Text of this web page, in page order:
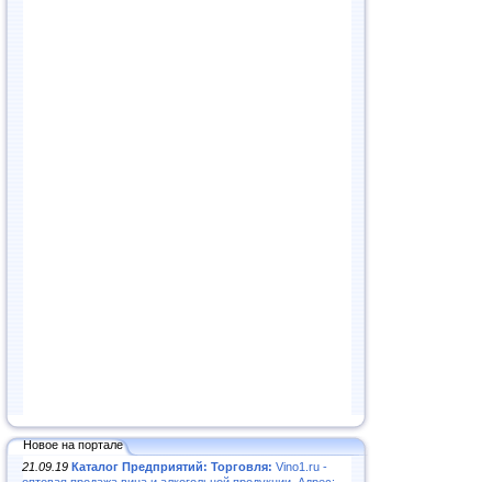
Новое на портале
21.09.19 Каталог Предприятий: Торговля: Vino1.ru -